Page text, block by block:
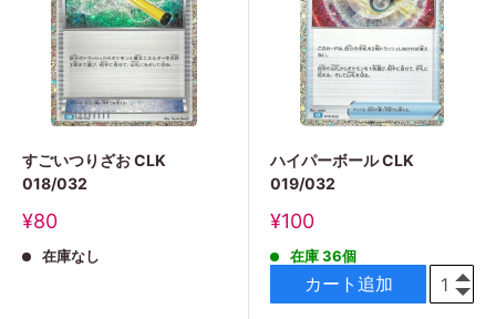
すごいつりざお CLK
018/032
販
価
¥80
在庫なし
ハイパーボール CLK
019/032
販
価
¥100
在庫 36個
カート追加